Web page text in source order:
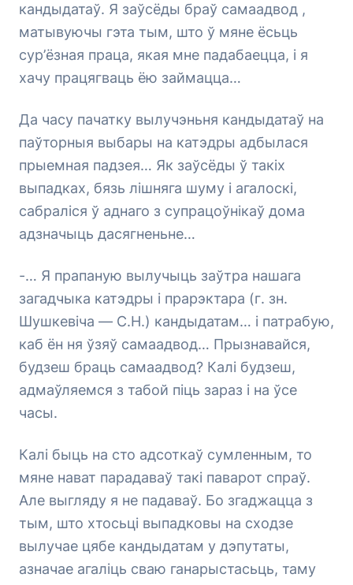
кандыдатаў. Я заўсёды браў самаадвод ,
матывуючы гэта тым, што ў мяне ёсьць
сур’ёзная праца, якая мне падабаецца, і я
хачу працягваць ёю займацца…
Да часу пачатку вылучэньня кандыдатаў на
паўторныя выбары на катэдры адбылася
прыемная падзея… Як заўсёды ў такіх
выпадках, бязь лішняга шуму і агалоскі,
сабраліся ў аднаго з супрацоўнікаў дома
адзначыць дасягненьне…
-… Я прапаную вылучыць заўтра нашага
загадчыка катэдры і прарэктара (г. зн.
Шушкевіча — С.Н.) кандыдатам… і патрабую,
каб ён ня ўзяў самаадвод… Прызнавайся,
будзеш браць самаадвод? Калі будзеш,
адмаўляемся з табой піць зараз і на ўсе
часы.
Калі быць на сто адсоткаў сумленным, то
мяне нават парадаваў такі паварот спраў.
Але выгляду я не падаваў. Бо згаджацца з
тым, што хтосьці выпадковы на сходзе
вылучае цябе кандыдатам у дэпутаты,
азначае агаліць сваю ганарыстасьць, таму